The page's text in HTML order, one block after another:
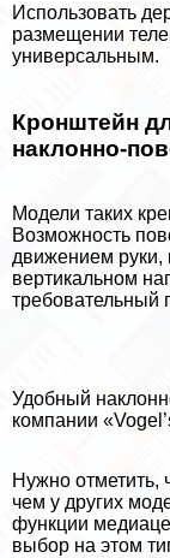
Использовать
размещении
универсальным.
Кронштейн
наклонно-
Модели таких
Возможность
движением руки,
вертикальном
требовательный
Удобный
компании
Нужно отметить,
чем у других
функции
выбор на этом